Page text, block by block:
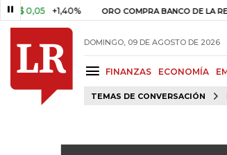
0,05 +1,40% ORO COMPRA BANCO DE LA
DOMINGO, 09 DE AGOSTO DE 2026
FINANZAS ECONOMÍA
TEMAS DE CONVERSACIÓN